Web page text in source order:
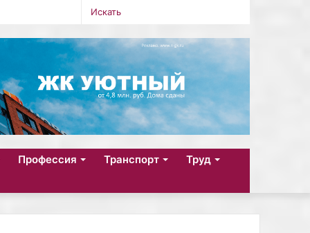
Sidebar
Случайная
статья
Войти
Telegram
Одноклассники
vk.com
YouTube
Twitter
Facebook
Профессия Транспорт
Труд